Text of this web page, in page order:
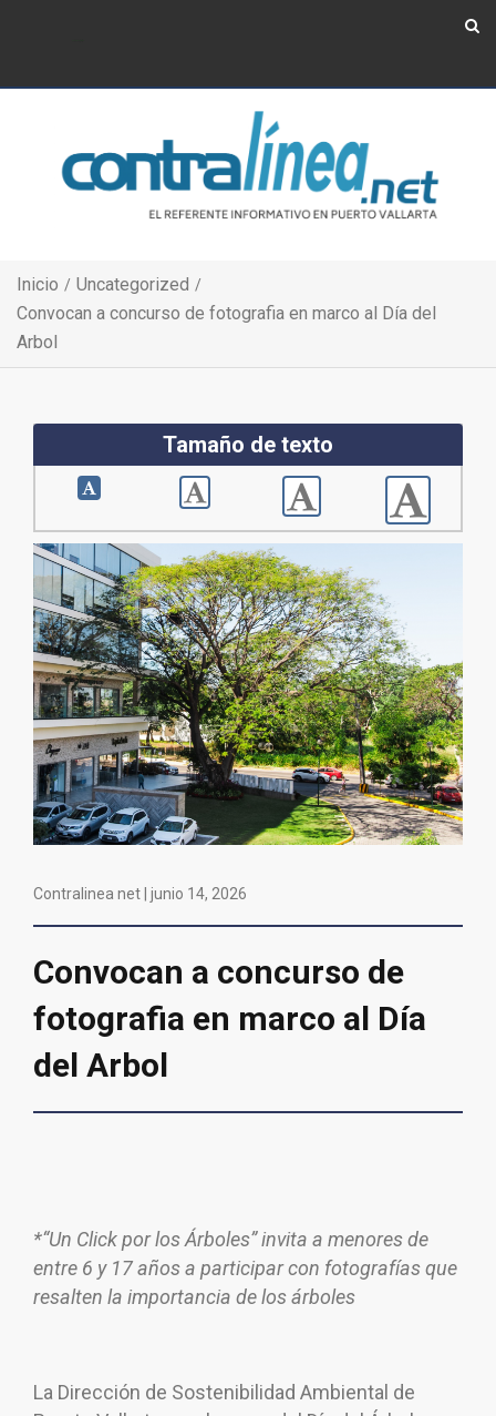
Inicio
Uncategorized
Convocan a concurso de fotografia en marco al Día del
Arbol
Tamaño de texto
Contralinea net | junio 14, 2026
Convocan a concurso de
fotografia en marco al Día
del Arbol
*“Un Click por los Árboles” invita a menores de
entre 6 y 17 años a participar con fotografías que
resalten la importancia de los árboles
La Dirección de Sostenibilidad Ambiental de